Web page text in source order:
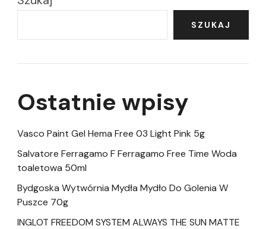
SZUKAJ
Ostatnie wpisy
Vasco Paint Gel Hema Free 03 Light Pink 5g
Salvatore Ferragamo F Ferragamo Free Time Woda
toaletowa 50ml
Bydgoska Wytwórnia Mydła Mydło Do Golenia W
Puszce 70g
INGLOT FREEDOM SYSTEM ALWAYS THE SUN MATTE